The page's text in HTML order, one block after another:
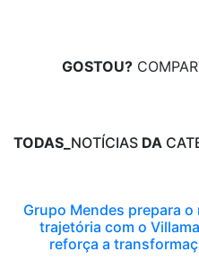
GOSTOU?
TODAS_ NOTÍCIAS DA
Grupo Mendes prepara
trajetória com o
reforça a